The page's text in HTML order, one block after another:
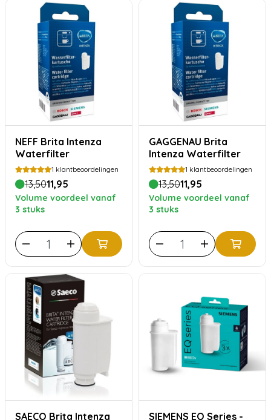
NEFF Brita Intenza
Waterfilter
1 klantbeoordelingen
13,5011,95
Volume voordeel vanaf
3 stuks
GAGGENAU Brita
Intenza Waterfilter
1 klantbeoordelingen
13,5011,95
Volume voordeel vanaf
3 stuks
SAECO Brita Intenza
SIEMENS EQ Series -